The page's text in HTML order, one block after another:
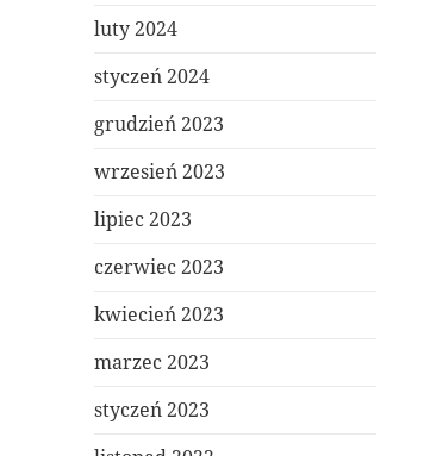
luty 2024
styczeń 2024
grudzień 2023
wrzesień 2023
lipiec 2023
czerwiec 2023
kwiecień 2023
marzec 2023
styczeń 2023